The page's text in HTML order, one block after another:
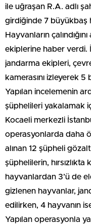
ile uğraşan R.A. adlı
girdiğinde 7 büyükbaş
Hayvanların
ekiplerine haber verdi.
jandarma ekipleri,
kamerasını izleyerek 5
Yapılan incelemenin
şüphelileri yakalamak
Kocaeli merkezli
operasyonlarda daha
alınan 12 şüpheli
şüphelilerin, hırsızlıkta
hayvanlardan 3’ü de
gizlenen hayvanlar,
edilirken, 4 hayvanın
Yapılan operasyonla